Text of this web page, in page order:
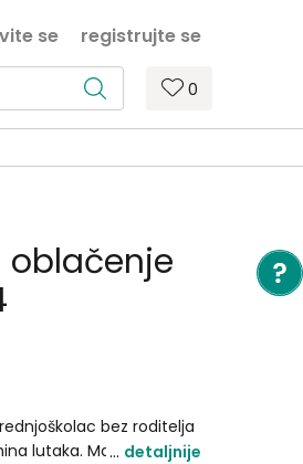
se registrujte se
0
oblačenje
bez roditelja
lutaka. Marin Kitagava
detaljnije